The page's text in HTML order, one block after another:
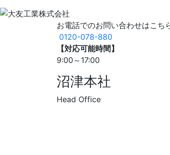
お電話でのお問い合わせはこち
0120-078-880
【対応可能時間】
9:00～17:00
沼津本社
Head Office